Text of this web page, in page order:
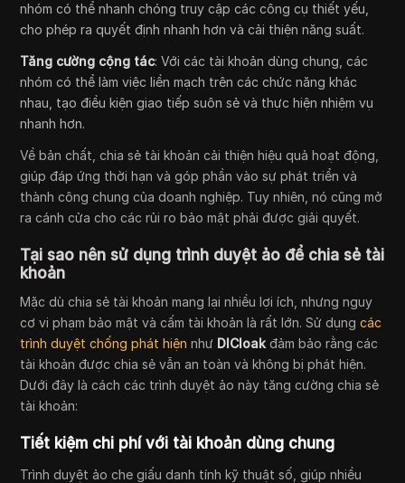
nhóm có thể nhanh chóng truy cập các công cụ thiết yếu,
cho phép ra quyết định nhanh hơn và cải thiện năng suất.
Tăng cường cộng tác: Với các tài khoản dùng chung, các
nhóm có thể làm việc liền mạch trên các chức năng khác
nhau, tạo điều kiện giao tiếp suôn sẻ và thực hiện nhiệm vụ
nhanh hơn.
Về bản chất, chia sẻ tài khoản cải thiện hiệu quả hoạt động,
giúp đáp ứng thời hạn và góp phần vào sự phát triển và
thành công chung của doanh nghiệp. Tuy nhiên, nó cũng mở
ra cánh cửa cho các rủi ro bảo mật phải được giải quyết.
Tại sao nên sử dụng trình duyệt ảo để chia sẻ tài
khoản
Mặc dù chia sẻ tài khoản mang lại nhiều lợi ích, nhưng nguy
cơ vi phạm bảo mật và cấm tài khoản là rất lớn. Sử dụngcác
trình duyệt chống phát hiện như DICloak đảm bảo rằng các
tài khoản được chia sẻ vẫn an toàn và không bị phát hiện.
Dưới đây là cách các trình duyệt ảo này tăng cường chia sẻ
tài khoản:
Tiết kiệm chi phí với tài khoản dùng chung
Trình duyệt ảo che giấu danh tính kỹ thuật số, giúp nhiều